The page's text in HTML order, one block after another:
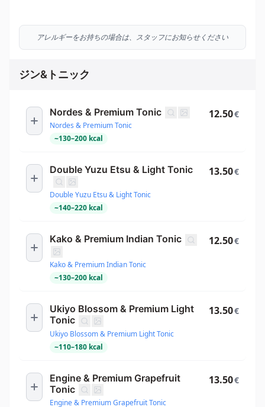
アレルギーをお持ちの場合は、スタッフにお知らせください
ジン&トニック
Nordes & Premium Tonic
Nordes & Premium Tonic
~130–200 kcal
12.50€
Double Yuzu Etsu & Light Tonic
Double Yuzu Etsu & Light Tonic
~140–220 kcal
13.50€
Kako & Premium Indian Tonic
Kako & Premium Indian Tonic
~130–200 kcal
12.50€
Ukiyo Blossom & Premium Light
Tonic
Ukiyo Blossom & Premium Light Tonic
~110–180 kcal
13.50€
Engine & Premium Grapefruit
Tonic
Engine & Premium Grapefruit Tonic
13.50€